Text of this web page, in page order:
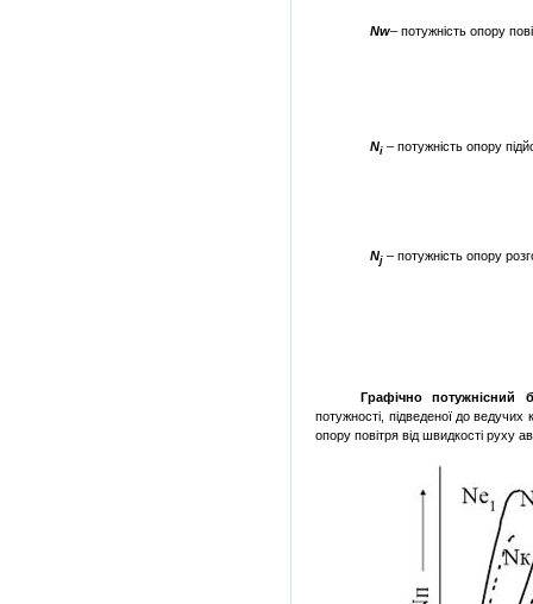
Nw– потужність опору
Ni – потужність опору
Nj– потужність опору
Графічно
потужнісний
потужності, підведеної до
опору повітря від швидкості руху